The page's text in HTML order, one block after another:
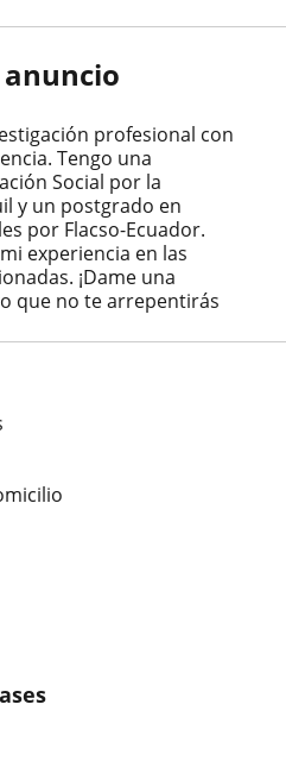
profesional con
Tengo una
Social por la
y un postgrado en
por Flacso-Ecuador.
experiencia en las
¡Dame una
que no te arrepentirás